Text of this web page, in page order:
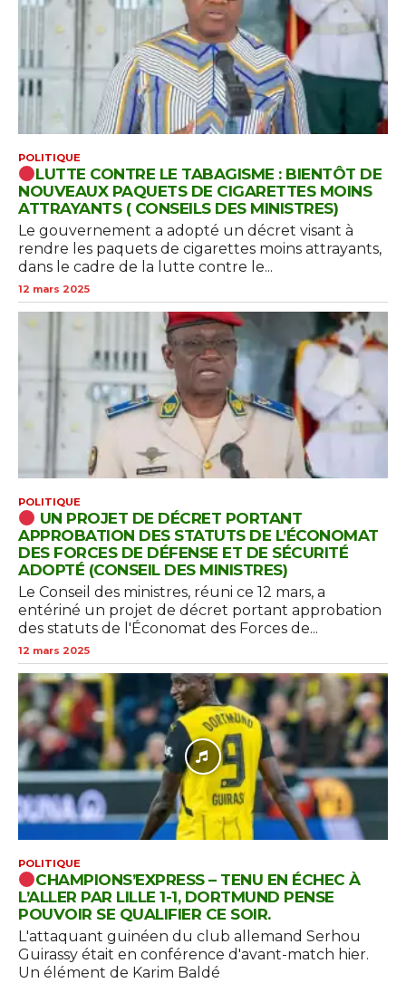
POLITIQUE
LUTTE CONTRE LE TABAGISME : BIENTÔT DE
NOUVEAUX PAQUETS DE CIGARETTES MOINS
ATTRAYANTS ( CONSEILS DES MINISTRES)
Le gouvernement a adopté un décret visant à
rendre les paquets de cigarettes moins attrayants,
dans le cadre de la lutte contre le...
12 mars 2025
POLITIQUE
UN PROJET DE DÉCRET PORTANT
APPROBATION DES STATUTS DE L’ÉCONOMAT
DES FORCES DE DÉFENSE ET DE SÉCURITÉ
ADOPTÉ (CONSEIL DES MINISTRES)
Le Conseil des ministres, réuni ce 12 mars, a
entériné un projet de décret portant approbation
des statuts de l'Économat des Forces de...
12 mars 2025
POLITIQUE
CHAMPIONS’EXPRESS – TENU EN ÉCHEC À
L’ALLER PAR LILLE 1-1, DORTMUND PENSE
POUVOIR SE QUALIFIER CE SOIR.
L'attaquant guinéen du club allemand Serhou
Guirassy était en conférence d'avant-match hier.
Un élément de Karim Baldé